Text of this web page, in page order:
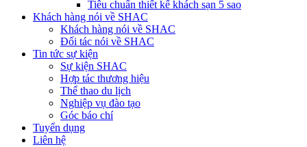
Tiêu chuẩn thiết kế khách sạn 5 sao
Khách hàng nói về SHAC
Khách hàng nói về SHAC
Đối tác nói về SHAC
Tin tức sự kiện
Sự kiện SHAC
Hợp tác thương hiệu
Thể thao du lịch
Nghiệp vụ đào tạo
Góc báo chí
Tuyển dụng
Liên hệ